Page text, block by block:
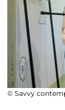
© Savvy